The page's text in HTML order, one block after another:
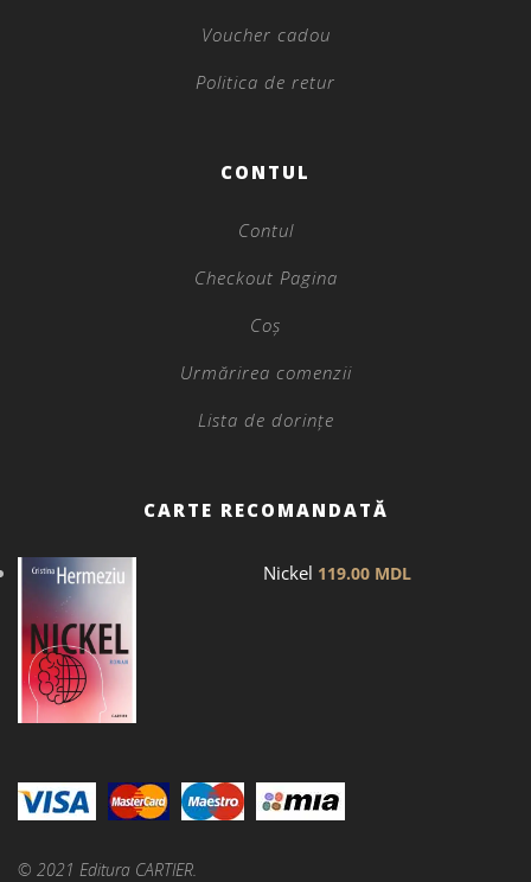
Voucher cadou
Politica de retur
CONTUL
Contul
Checkout Pagina
Coș
Urmărirea comenzii
Lista de dorințe
CARTE RECOMANDATĂ
Nickel 119.00 MDL
© 2021 Editura CARTIER.